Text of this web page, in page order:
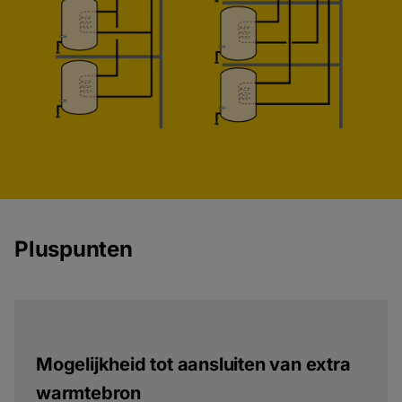
Pluspunten
Mogelijkheid tot aansluiten van extra
warmtebron